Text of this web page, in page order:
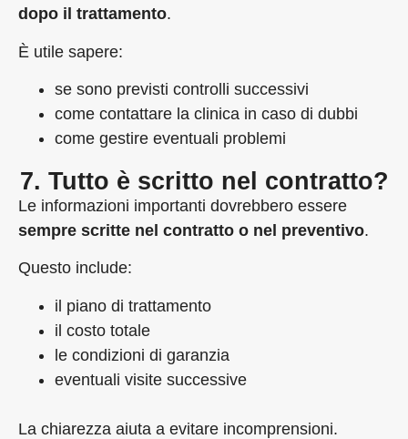
dopo il trattamento.
È utile sapere:
se sono previsti controlli successivi
come contattare la clinica in caso di dubbi
come gestire eventuali problemi
7. Tutto è scritto nel contratto?
Le informazioni importanti dovrebbero essere
sempre scritte nel contratto o nel preventivo.
Questo include:
il piano di trattamento
il costo totale
le condizioni di garanzia
eventuali visite successive
La chiarezza aiuta a evitare incomprensioni.